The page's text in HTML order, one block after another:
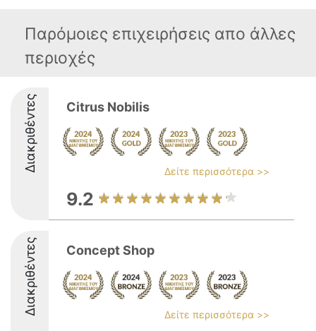
Παρόμοιες επιχειρήσεις απο άλλες
περιοχές
Διακριθέντες Citrus Nobilis
Δείτε περισσότερα >>
9.2
Διακριθέντες Concept Shop
Δείτε περισσότερα >>